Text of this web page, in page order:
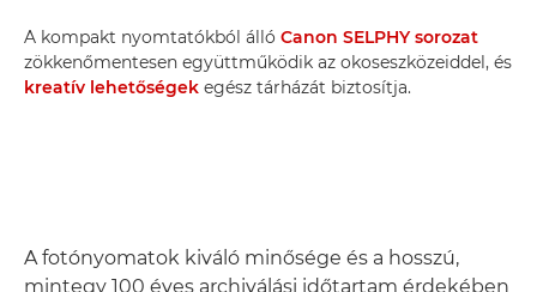
A kompakt nyomtatókból álló Canon SELPHY sorozat
zökkenőmentesen együttműködik az okoseszközeiddel, és
kreatív lehetőségek egész tárházát biztosítja.
A fotónyomatok kiváló minősége és a hosszú,
mintegy 100 éves archiválási időtartam érdekében